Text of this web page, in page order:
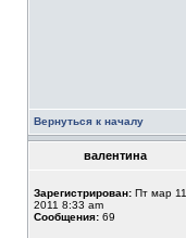
Вернуться к началу
валентина
Зарегистрирован: Пт мар 11,
2011 8:33 am
Сообщения: 69